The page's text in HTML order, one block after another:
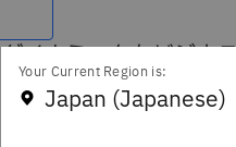
ダイナミックなビジネ
を特徴とするハイブリ
欠です。
Your Current Region is:
Japan (Japanese)